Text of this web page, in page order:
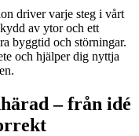
driver varje steg i vårt
av ytor och ett
byggtid och störningar.
och hjälper dig nyttja
– från idé